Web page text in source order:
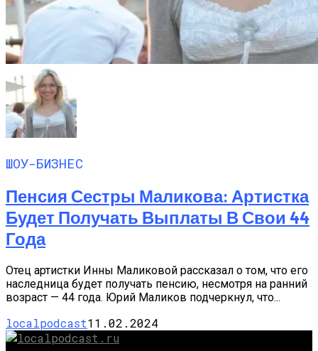
ШОУ-БИЗНЕС
Пенсия Сестры Маликова: Артистка
Будет Получать Выплаты В Свои 44
Года
Отец артистки Инны Маликовой рассказал о том, что его
наследница будет получать пенсию, несмотря на ранний
возраст — 44 года. Юрий Маликов подчеркнул, что...
localpodcast11.02.2024